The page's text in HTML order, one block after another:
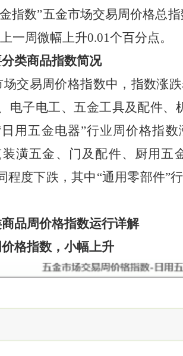
指数”五金市场交易周价格总
一周微幅上升0.01个百分点。
类商品指数简况
交易周价格指数中，指数涨
电子电工、五金工具及配件、
日用五金电器”行业周价格指
潢五金、门及配件、厨用五
程度下跌，其中“通用零部件”
品周价格指数运行详解
格指数， 小幅上升